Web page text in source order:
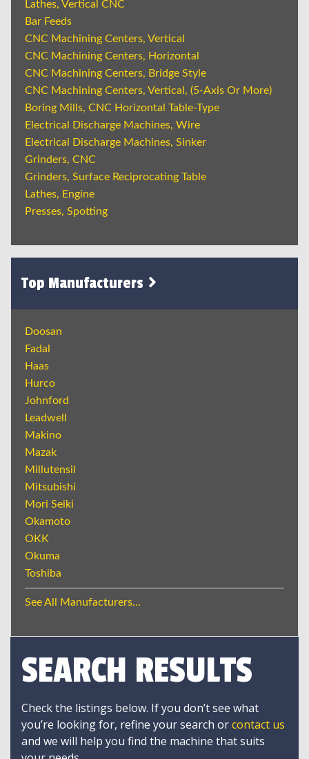
Lathes, Vertical CNC
Bar Feeds
CNC Machining Centers, Vertical
CNC Machining Centers, Horizontal
CNC Machining Centers, Bridge Style
CNC Machining Centers, Vertical, (5-Axis Or More)
Boring Mills, CNC Horizontal Table-Type
Electrical Discharge Machines, Wire
Electrical Discharge Machines, Sinker
Grinders, CNC
Grinders, Surface Reciprocating Table
Lathes, Engine
Presses, Spotting
Top Manufacturers
Doosan
Fadal
Haas
Hurco
Johnford
Leadwell
Makino
Mazak
Millutensil
Mitsubishi
Mori Seiki
Okamoto
OKK
Okuma
Toshiba
See All Manufacturers...
SEARCH RESULTS
Check the listings below. If you don’t see what
you’re looking for, refine your search orcontact us
and we will help you find the machine that suits